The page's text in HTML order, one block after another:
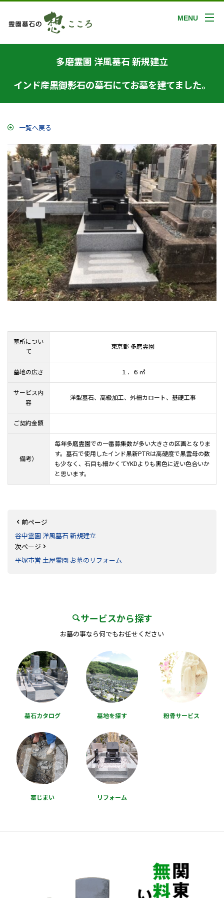
MENU
多磨霊園 洋風墓石 新規建立
インド産黒御影石の墓石にてお墓を建てました。
一覧へ戻る
墓所につい
て
東京都 多磨霊園
墓地の広さ １．６㎡
サービス内
容
洋型墓石、高級加工、外柵カロート、基礎工事
ご契約金額
備考）
毎年多磨霊園での一番募集数が多い大きさの区画となりま
す。墓石で使用したインド黒新PTRは高硬度で黒雲母の数
も少なく、石目も細かくてYKDよりも黒色に近い色合いか
と思います。
前ページ
谷中霊園 洋風墓石 新規建立
次ページ
平塚市営 土屋霊園 お墓のリフォーム
サービスから探す
お墓の事なら何でもお任せください
墓石カタログ 墓地を探す 粉骨サービス
墓じまい リフォーム